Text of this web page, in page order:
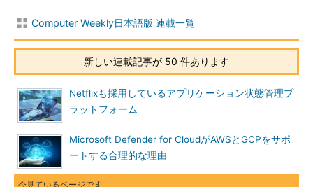
Computer Weekly日本語版 連載一覧
新しい連載記事が 50 件あります
Netflixも採用しているアプリケーション状態管理プ
ラットフォーム
Microsoft Defender for CloudがAWSとGCPをサポ
ートする合理的な理由